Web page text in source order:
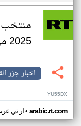
منتخب
2025 من دور المجموعات
اخبار جزر
YU55DX
ار تي• arabic.rt.com